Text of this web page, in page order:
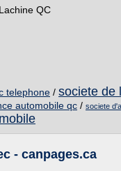
QC
telephone / societe de l
automobile qc / societe
- canpages.ca